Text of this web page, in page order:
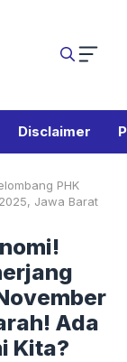
Disclaimer
PHK
Jawa Barat
Ada
Kita?